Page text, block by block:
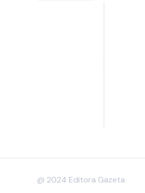
@ 2024 Editora Gazeta